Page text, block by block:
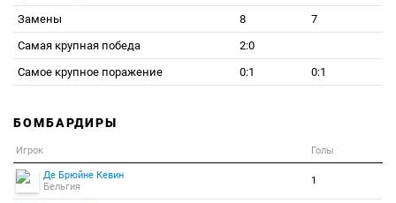
Замены
8
7
Самая крупная победа
2:0
Самое крупное поражение
0:1 0:1
БОМБАРДИРЫ
Игрок Голы
Де Брюйне Кевин
Бельгия
1